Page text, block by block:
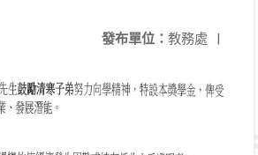
發布單位： 教務處 |